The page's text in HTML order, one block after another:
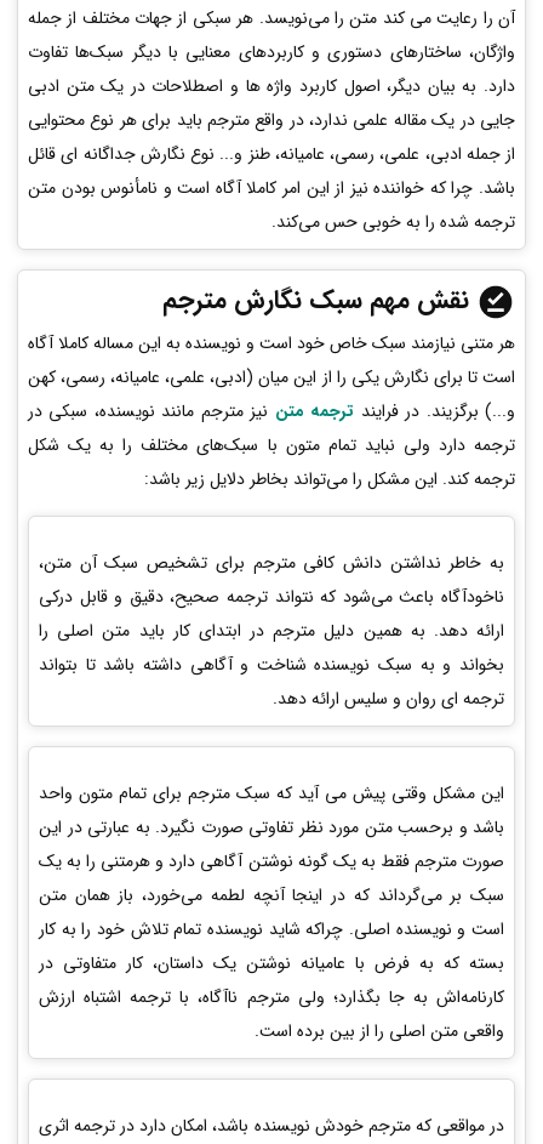
آن را رعایت می کند متن را می‌نویسد. هر سبکی از جهات مختلف از جمله
واژگان، ساختارهای دستوری و کاربردهای معنایی با دیگر سبک‌ها تفاوت
دارد. به بیان دیگر، اصول کاربرد واژه ها و اصطلاحات در یک متن ادبی
جایی در یک مقاله علمی ندارد، در واقع مترجم باید برای هر نوع محتوایی
از جمله ادبی، علمی، رسمی، عامیانه، طنز و... نوع نگارش جداگانه ای قائل
باشد. چرا که خواننده نیز از این امر کاملا آگاه است و نامأنوس بودن متن
ترجمه شده را به خوبی حس می‌کند.
نقش مهم سبک نگارش مترجم
هر متنی نیازمند سبک خاص خود است و نویسنده به این مساله کاملا آگاه
است تا برای نگارش یکی را از این میان (ادبی، ‌علمی، عامیانه، ‌رسمی، کهن
و...) برگزیند. در فرایند ترجمه متن نیز مترجم مانند نویسنده، سبکی در
ترجمه دارد ولی نباید تمام متون با سبک‌های مختلف را به یک شکل
ترجمه کند. این مشکل را می‌تواند بخاطر دلایل زیر باشد:
به خاطر نداشتن دانش کافی مترجم برای تشخیص سبک آن متن،
ناخودآگاه باعث می‌شود که نتواند ترجمه صحیح، دقیق و قابل درکی
ارائه دهد. به همین دلیل مترجم در ابتدای کار باید متن اصلی را
بخواند و به سبک نویسنده شناخت و آگاهی داشته باشد تا بتواند
ترجمه ای روان و سلیس ارائه دهد.
این مشکل وقتی پیش می آید که سبک مترجم برای تمام متون واحد
باشد و برحسب متن مورد نظر تفاوتی صورت نگیرد. به عبارتی در این
صورت مترجم فقط به یک گونه نوشتن آگاهی دارد و هرمتنی را به یک
سبک بر می‌گرداند که در اینجا آنچه لطمه می‌خورد، باز همان متن
است و نویسنده اصلی. چراکه شاید نویسنده تمام تلاش خود را به کار
بسته که به فرض با عامیانه نوشتن یک داستان، کار متفاوتی در
کارنامه‌اش به جا بگذارد؛ ولی مترجم ناآگاه، با ترجمه اشتباه ارزش
واقعی متن اصلی را از بین برده است.
در مواقعی که مترجم خودش نویسنده باشد، امکان دارد در ترجمه اثری